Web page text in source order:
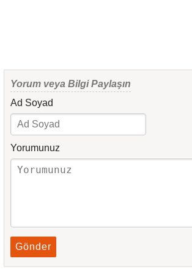
Yorum veya Bilgi Paylaşın
Ad Soyad
Yorumunuz
Gönder